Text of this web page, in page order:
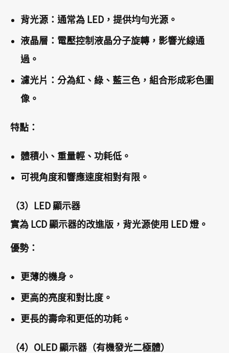
背光源：通常為 LED，提供均勻光源。
液晶層：電壓控制液晶分子旋轉，影響光線通
過。
濾光片：分為紅、綠、藍三色，組合形成彩色圖
像。
特點：
體積小、重量輕、功耗低。
可視角度和響應速度相對有限。
（3）LED 顯示器
實為 LCD 顯示器的改進版，背光源使用 LED 燈。
優勢：
更薄的機身。
更高的亮度和對比度。
更長的壽命和更低的功耗。
（4）OLED 顯示器（有機發光二極體）